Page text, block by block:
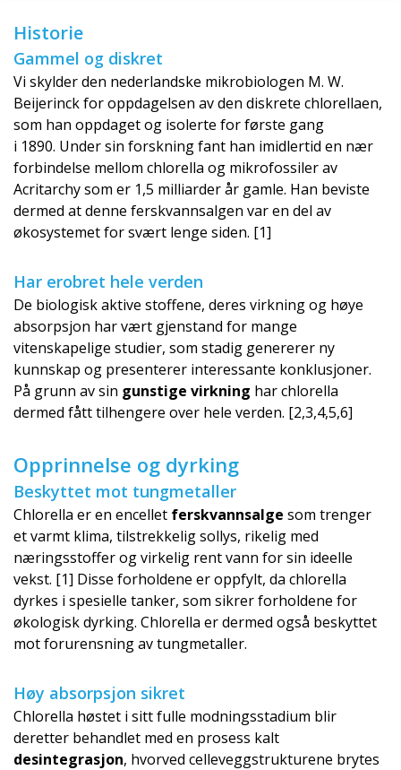
Historie
Gammel og diskret
Vi skylder den nederlandske mikrobiologen M. W.
Beijerinck for oppdagelsen av den diskrete chlorellaen,
som han oppdaget og isolerte for første gang
i 1890. Under sin forskning fant han imidlertid en nær
forbindelse mellom chlorella og mikrofossiler av
Acritarchy som er 1,5 milliarder år gamle. Han beviste
dermed at denne ferskvannsalgen var en del av
økosystemet for svært lenge siden. [1]
Har erobret hele verden
De biologisk aktive stoffene, deres virkning og høye
absorpsjon har vært gjenstand for mange
vitenskapelige studier, som stadig genererer ny
kunnskap og presenterer interessante konklusjoner.
På grunn av sin gunstige virkning har chlorella
dermed fått tilhengere over hele verden. [2,3,4,5,6]
Opprinnelse og dyrking
Beskyttet mot tungmetaller
Chlorella er en encellet ferskvannsalge som trenger
et varmt klima, tilstrekkelig sollys, rikelig med
næringsstoffer og virkelig rent vann for sin ideelle
vekst. [1] Disse forholdene er oppfylt, da chlorella
dyrkes i spesielle tanker, som sikrer forholdene for
økologisk dyrking. Chlorella er dermed også beskyttet
mot forurensning av tungmetaller.
Høy absorpsjon sikret
Chlorella høstet i sitt fulle modningsstadium blir
deretter behandlet med en prosess kalt
desintegrasjon, hvorved celleveggstruk­turene brytes